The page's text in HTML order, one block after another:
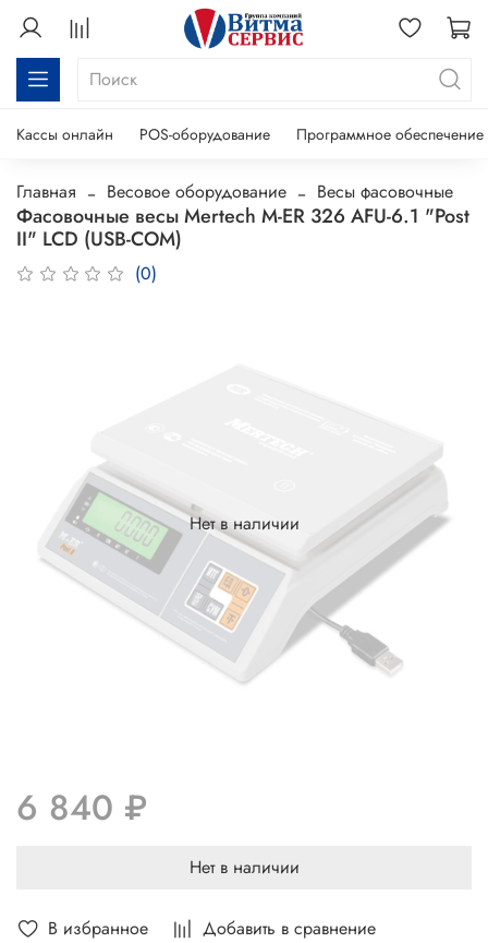
Кассы онлайн POS-оборудование Программное обеспечение
Главная Весовое оборудование Весы фасовочные
Фасовочные весы Mertech M-ER 326 AFU-6.1 "Post
II" LCD (USB-COM)
(0)
В избранное Добавить в сравнение
Нет в наличии
6 840 ₽
Нет в наличии